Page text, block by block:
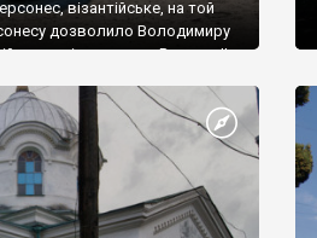
візантійське, на той
дозволило Володимиру
імператору Василю ІІ,
став Василем-
Русі. На честь
місто […]